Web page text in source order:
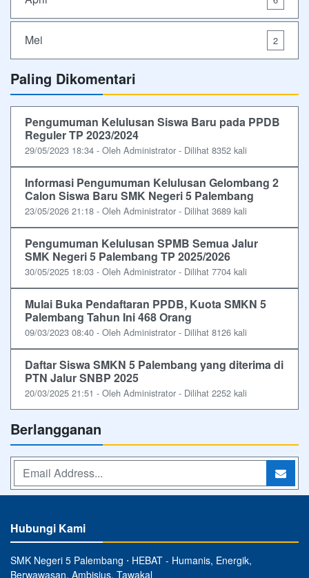
Mei 2
Paling Dikomentari
Pengumuman Kelulusan Siswa Baru pada PPDB
Reguler TP 2023/2024
29/05/2023 18:34 - Oleh Administrator - Dilihat 8352 kali
Informasi Pengumuman Kelulusan Gelombang 2
Calon Siswa Baru SMK Negeri 5 Palembang
23/05/2026 21:18 - Oleh Administrator - Dilihat 3689 kali
Pengumuman Kelulusan SPMB Semua Jalur
SMK Negeri 5 Palembang TP 2025/2026
30/05/2025 18:03 - Oleh Administrator - Dilihat 7704 kali
Mulai Buka Pendaftaran PPDB, Kuota SMKN 5
Palembang Tahun Ini 468 Orang
09/03/2023 08:40 - Oleh Administrator - Dilihat 8126 kali
Daftar Siswa SMKN 5 Palembang yang diterima di
PTN Jalur SNBP 2025
20/03/2025 21:51 - Oleh Administrator - Dilihat 2252 kali
Berlangganan
Hubungi Kami
SMK Negeri 5 Palembang ⋅ HEBAT - Humanis, Energik,
Berwawasan, Ambisius, Tawakal